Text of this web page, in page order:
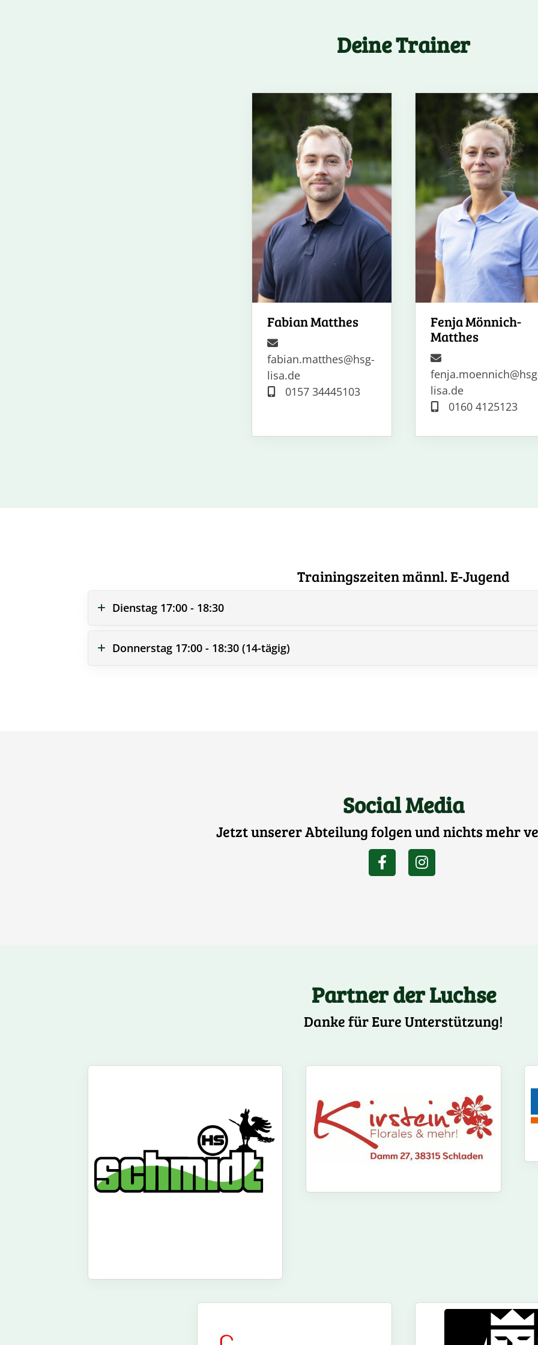
Deine Trainer
Fabian Matthes
fabian.matthes@hsg-
lisa.de
0157 34445103
Fenja Mönnich-
Matthes
lisa.de
0160 4125123
Trainingszeiten männl. E-Jugend
Dienstag 17:00 - 18:30
Donnerstag 17:00 - 18:30 (14-tägig)
Social Media
Jetzt unserer Abteilung folgen und nichts mehr
Partner der Luchse
Danke für Eure Unterstützung!